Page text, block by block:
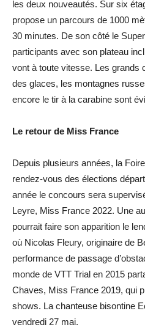
les deux nouveautés. Sur six
propose un parcours de 1000
30 minutes. De son côté le
participants avec son plateau
vont à toute vitesse. Les grands
des glaces, les montagnes
encore le tir à la carabine sont
Le retour de Miss France
Depuis plusieurs années, la
rendez-vous des élections
année le concours sera
Leyre, Miss France 2022. Une
pourrait faire son apparition le
où Nicolas Fleury, originaire de
performance de passage
monde de VTT Trial en 2015
Chaves, Miss France 2019, qui
shows. La chanteuse bisontine
vendredi 27 mai.